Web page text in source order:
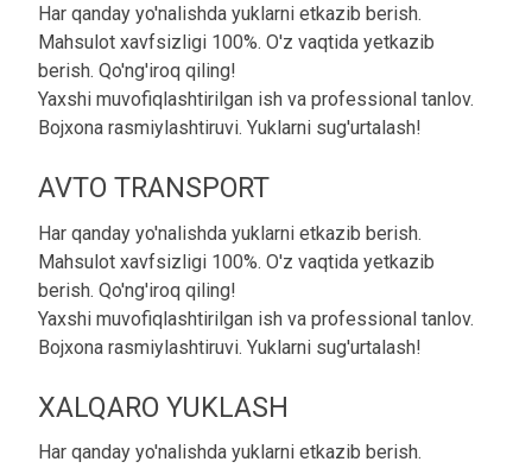
Har qanday yo'nalishda yuklarni etkazib berish.
Mahsulot xavfsizligi 100%. O'z vaqtida yetkazib
berish. Qo'ng'iroq qiling!
Yaxshi muvofiqlashtirilgan ish va professional tanlov.
Bojxona rasmiylashtiruvi. Yuklarni sug'urtalash!
AVTO TRANSPORT
Har qanday yo'nalishda yuklarni etkazib berish.
Mahsulot xavfsizligi 100%. O'z vaqtida yetkazib
berish. Qo'ng'iroq qiling!
Yaxshi muvofiqlashtirilgan ish va professional tanlov.
Bojxona rasmiylashtiruvi. Yuklarni sug'urtalash!
XALQARO YUKLASH
Har qanday yo'nalishda yuklarni etkazib berish.